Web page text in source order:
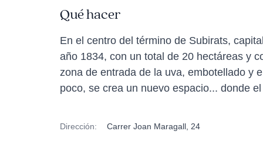
Qué hacer
En el centro del término de Subirats,
año 1834, con un total de 20 hectáreas y
zona de entrada de la uva, embotellado y
poco, se crea un nuevo espacio... donde
Dirección: Carrer Joan Maragall, 24